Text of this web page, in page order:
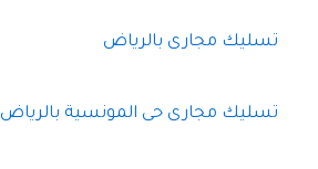
تسليك مجارى بالرياض
تسليك مجارى حى المونسية بالرياض